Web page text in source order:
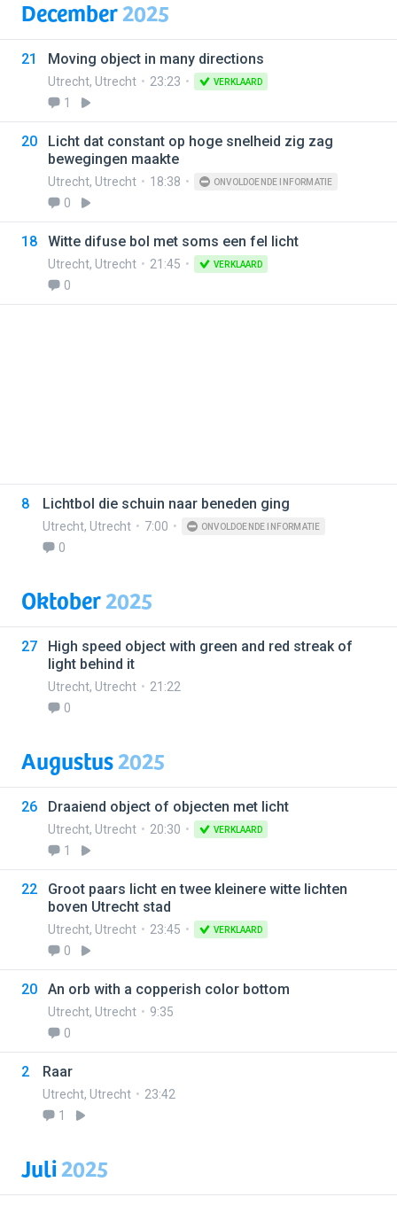
December2025
21 Moving object in many directions
Utrecht, Utrecht 23:23 VERKLAARD
1
20
Licht dat constant op hoge snelheid zig zag
bewegingen maakte
Utrecht, Utrecht 18:38 ONVOLDOENDE INFORMATIE
0
18 Witte difuse bol met soms een fel licht
Utrecht, Utrecht 21:45 VERKLAARD
0
8 Lichtbol die schuin naar beneden ging
Utrecht, Utrecht 7:00 ONVOLDOENDE INFORMATIE
0
Oktober2025
27
High speed object with green and red streak of
light behind it
Utrecht, Utrecht
21:22
0
Augustus2025
26 Draaiend object of objecten met licht
Utrecht, Utrecht 20:30 VERKLAARD
1
22
Groot paars licht en twee kleinere witte lichten
boven Utrecht stad
Utrecht, Utrecht 23:45 VERKLAARD
0
20 An orb with a copperish color bottom
Utrecht, Utrecht
9:35
0
2 Raar
Utrecht, Utrecht
23:42
1
Juli2025